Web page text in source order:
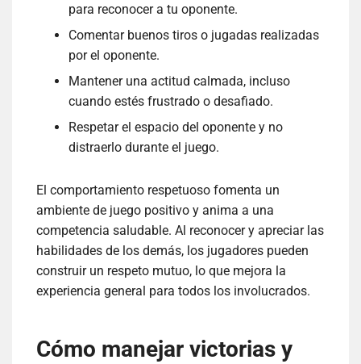
para reconocer a tu oponente.
Comentar buenos tiros o jugadas realizadas
por el oponente.
Mantener una actitud calmada, incluso
cuando estés frustrado o desafiado.
Respetar el espacio del oponente y no
distraerlo durante el juego.
El comportamiento respetuoso fomenta un
ambiente de juego positivo y anima a una
competencia saludable. Al reconocer y apreciar las
habilidades de los demás, los jugadores pueden
construir un respeto mutuo, lo que mejora la
experiencia general para todos los involucrados.
Cómo manejar victorias y